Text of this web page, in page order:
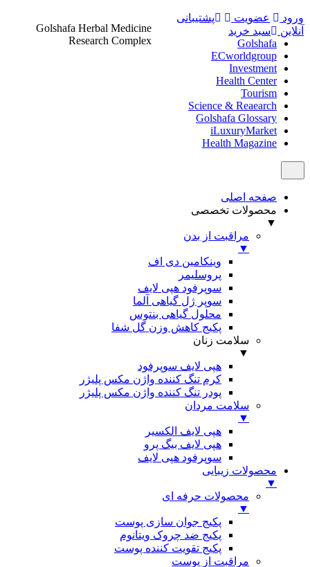
Golshafa Herbal Medicine
Research Complex
عضویت
پشتیبانی
سبد خرید
Golshafa
ECworldgroup
Investment
Health Center
Tourism
Science & Reaearch
Golshafa Glossary
iLuxuryMarket
Health Magazine
صفحه اصلی
محصولات تخصصی
مراقبت از بدن
وینکامین دی اف
پروسلیمر
سوپرفود هپی لایف
سوپر ژل گیاهی آلما
محلول گیاهی بنتوس
پکیج کاهش وزن گل شفا
سلامت زنان
هپی لایف سوپرفود
کرم تنگ کننده واژن مکس پلیژر
پودر تنگ کننده واژن مکس پلیژر
سلامت مردان
هپی لایف الکسیر
هپی لایف بیگ پرو
سوپرفود هپی لایف
محصولات زیبایی
محصولات حرفه ای
پکیج جوان سازی پوست
پکیج ضد چروک ویتانوم
پکیج تقویت کننده پوست
مراقبت از پوست